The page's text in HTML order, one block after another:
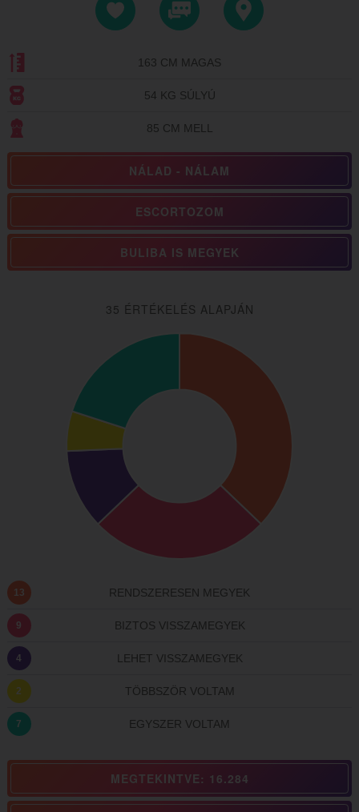
163 CM MAGAS
54 KG SÚLYÚ
85 CM MELL
NÁLAD - NÁLAM
ESCORTOZOM
BULIBA IS MEGYEK
35 ÉRTÉKELÉS ALAPJÁN
13 RENDSZERESEN MEGYEK
9 BIZTOS VISSZAMEGYEK
4 LEHET VISSZAMEGYEK
2 TÖBBSZÖR VOLTAM
7 EGYSZER VOLTAM
MEGTEKINTVE: 16.284